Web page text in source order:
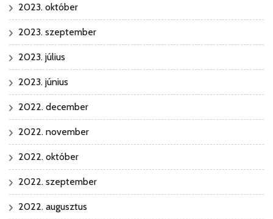
2023. október
2023. szeptember
2023. július
2023. június
2022. december
2022. november
2022. október
2022. szeptember
2022. augusztus